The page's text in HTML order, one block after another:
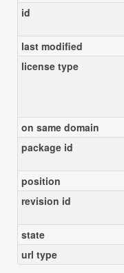
id
last modified
license type
on same domain
package id
position
revision id
state
url type